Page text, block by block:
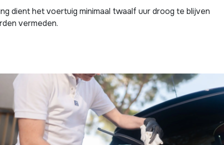
dient het voertuig minimaal twaalf uur droog te blijven
vermeden.